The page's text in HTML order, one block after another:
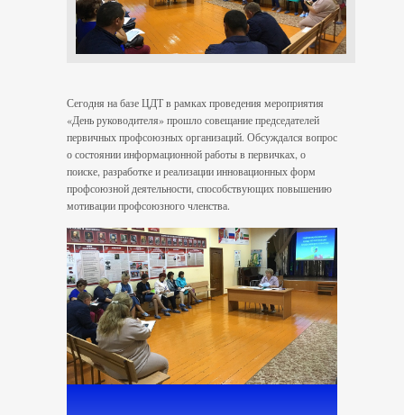
Сегодня на базе ЦДТ в рамках проведения мероприятия
«День руководителя» прошло совещание председателей
первичных профсоюзных организаций. Обсуждался вопрос
о состоянии информационной работы в первичках, о
поиске, разработке и реализации инновационных форм
профсоюзной деятельности, способствующих повышению
мотивации профсоюзного членства.